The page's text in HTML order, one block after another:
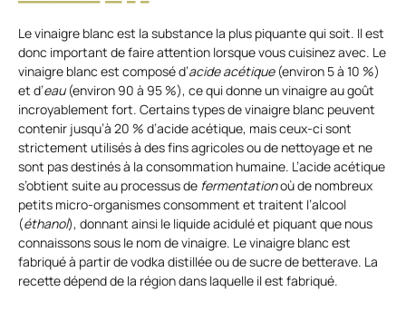
Le vinaigre blanc est la substance la plus piquante qui soit. Il est
donc important de faire attention lorsque vous cuisinez avec. Le
vinaigre blanc est composé d’acide acétique(environ 5 à 10 %)
et d’eau(environ 90 à 95 %), ce qui donne un vinaigre au goût
incroyablement fort. Certains types de vinaigre blanc peuvent
contenir jusqu’à 20 % d’acide acétique, mais ceux-ci sont
strictement utilisés à des fins agricoles ou de nettoyage et ne
sont pas destinés à la consommation humaine. L’acide acétique
s’obtient suite au processus de fermentationoù de nombreux
petits micro-organismes consomment et traitent l’alcool
(éthanol), donnant ainsi le liquide acidulé et piquant que nous
connaissons sous le nom de vinaigre. Le vinaigre blanc est
fabriqué à partir de vodka distillée ou de sucre de betterave. La
recette dépend de la région dans laquelle il est fabriqué.